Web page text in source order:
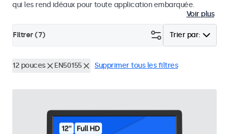
qui les rend idéaux pour toute application embarquée.
Voir plus
Trier par:
Filtrer (7)
12 pouces EN50155 Supprimer tous les filtres